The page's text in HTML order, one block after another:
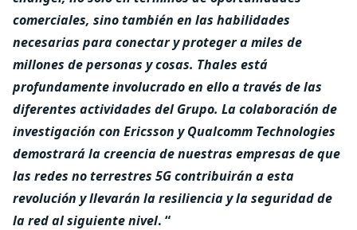
comerciales, sino también en las habilidades
necesarias para conectar y proteger a miles de
millones de personas y cosas. Thales está
profundamente involucrado en ello a través de las
diferentes actividades del Grupo. La colaboración de
investigación con Ericsson y Qualcomm Technologies
demostrará la creencia de nuestras empresas de que
las redes no terrestres 5G contribuirán a esta
revolución y llevarán la resiliencia y la seguridad de
la red al siguiente nivel. “